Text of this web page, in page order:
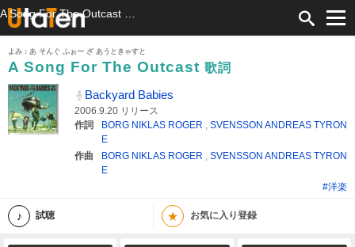
よみ：あ そんぐ ふぉー ざ あうときゃすと
A Song For The Outcast 歌詞
Backyard Babies
2006.9.20 リリース
作詞
BORG NIKLAS ROGER , SVENSSON ANDREAS TYRON
E
作曲
BORG NIKLAS ROGER , SVENSSON ANDREAS TYRON
E
#洋楽
試聴 ★ お気に入り登録